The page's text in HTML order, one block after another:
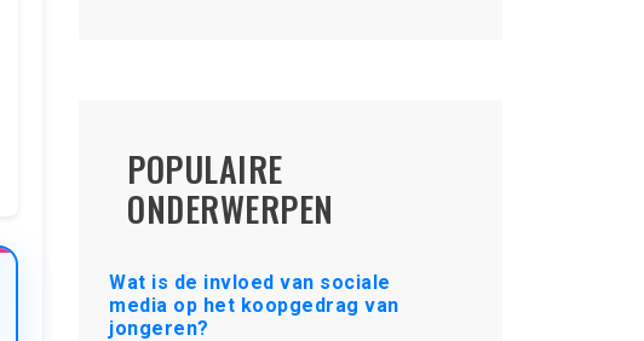
POPULAIRE
ONDERWERPEN
Wat is de invloed van sociale
media op het koopgedrag van
jongeren?